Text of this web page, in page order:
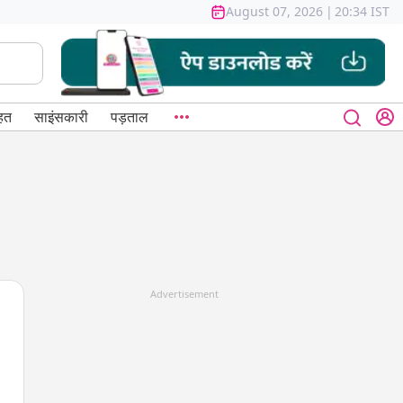
August 07, 2026 | 20:34 IST
साइंसकारी पड़ताल
Advertisement